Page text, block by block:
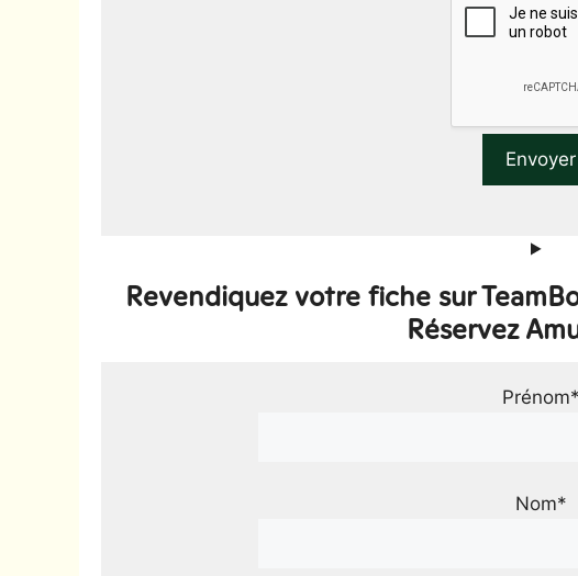
Revendiquez votre fiche sur
Réservez
Prénom*
Nom*